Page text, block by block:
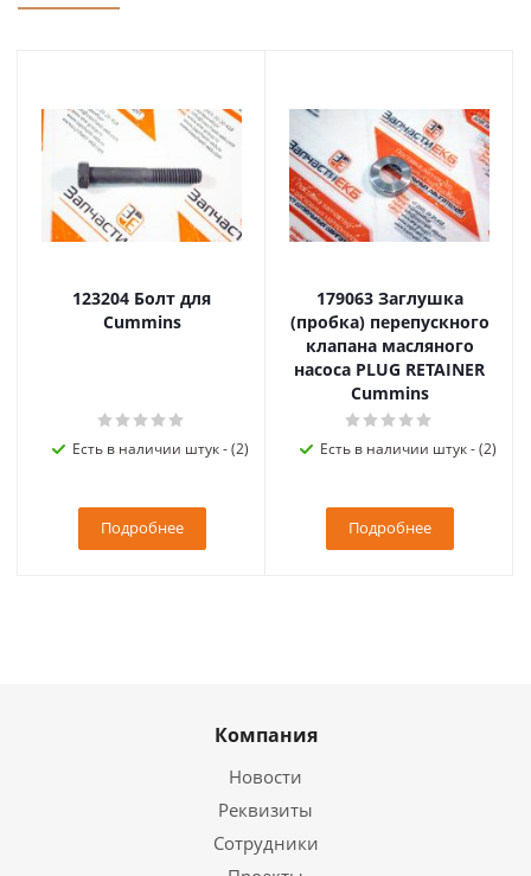
123204 Болт для
Cummins
Есть в наличии штук - (2)
Подробнее
179063 Заглушка
(пробка) перепускного
клапана масляного
насоса PLUG RETAINER
Cummins
Есть в наличии штук - (2)
Подробнее
Компания
Новости
Реквизиты
Сотрудники